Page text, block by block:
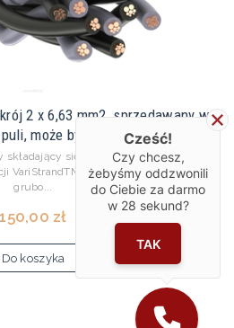
2 x 6,63 mm2, sprzedawany w
może być wykorzystan...
składający się z szesnastu linek z ultra
VariStrandTM (przewodniki o różnych
grubo...
150,00 zł
Do koszyka
Cześć!
Czy chcesz,
żebyśmy oddzwonili
do Ciebie za darmo
w 28 sekund?
TAK